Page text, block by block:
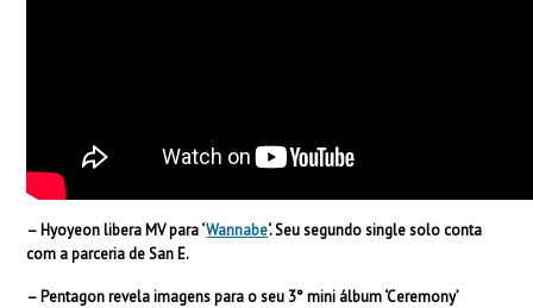
– Hyoyeon libera MV para ‘Wannabe‘. Seu segundo single solo conta
com a parceria de San E.
– Pentagon revela imagens para o seu 3° mini álbum ‘Ceremony’